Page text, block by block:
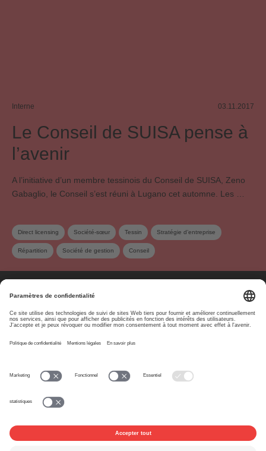
Interne 03.11.2017
Le Conseil de SUISA pense à
l’avenir
A l’initiative d’un membre tessinois du Conseil de SUISA, Zeno
Gabaglio, le Conseil s’est réuni à Lugano cet automne. Les …
Direct licensing Société-sœur Tessin Stratégie d’entreprise
Répartition Société de gestion Conseil
www.suisa.ch
responsabilité
Paramètres de confidentialité